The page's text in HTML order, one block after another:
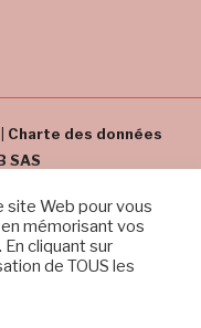
Charte des données
SAS
droits réservés
site Web pour vous
mémorisant vos
cliquant sur
de TOUS les